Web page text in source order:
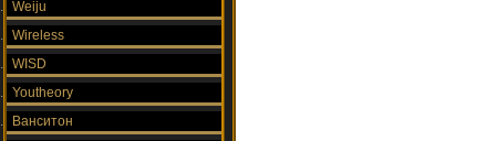
Weiju
Wireless
WISD
Youtheory
Ванситон